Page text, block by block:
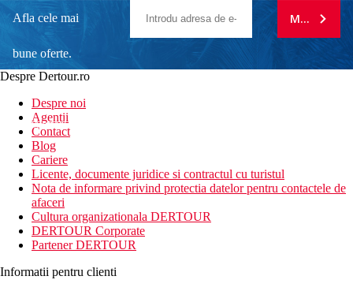
Afla cele mai
bune oferte.
newsletter!
MA
Despre Dertour.ro
Despre noi
Agentii
Contact
Blog
Cariere
Licente, documente juridice si contractul cu turistul
Nota de informare privind protectia datelor pentru contactele de
afaceri
Cultura organizationala DERTOUR
DERTOUR Corporate
Partener DERTOUR
Informatii pentru clienti